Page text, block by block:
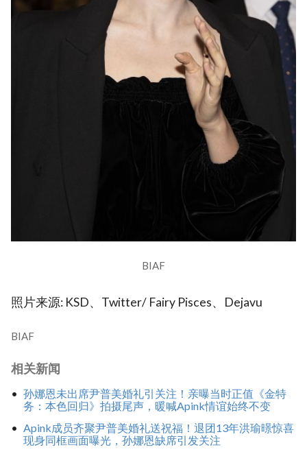
BIAF
照片来源: KSD、Twitter/ Fairy Pisces、Dejavu
BIAF
相关新闻
孙娜恩未出席尹普美婚礼引关注！亲曝当时正值《金特
务：本色回归》拍摄尾声，暖喊Apink情谊始终不变
Apink成员齐聚尹普美婚礼送祝福！退团13年洪瑜暻惊喜
现身同框画面曝光，孙娜恩缺席引发关注